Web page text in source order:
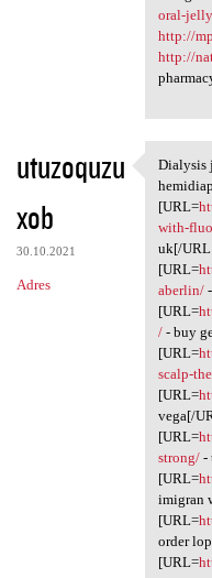
oral-
http://
http://
utuzoquzu
xob
30.10.2021
Adres
Dialysis
[URL=
with-
uk[/URL
[URL=
aberlin/-
[URL=
/- buy
[URL=
scalp-
[URL=
vega[/
[URL=
strong/-
[URL=
imigran
[URL=
order
[URL=